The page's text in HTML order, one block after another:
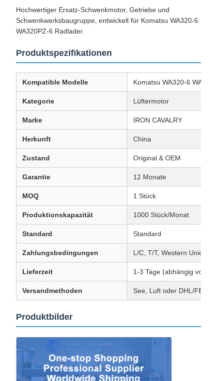
Hochwertiger Ersatz-Schwenkmotor, Getriebe und
Schwenkwerksbaugruppe, entwickelt für Komatsu WA320-6
WA320PZ-6 Radlader.
Produktspezifikationen
Kompatible Modelle Komatsu WA320-6
Kategorie Lüftermotor
Marke IRON CAVALRY
Herkunft China
Zustand Original & OEM
Garantie 12 Monate
MOQ 1 Stück
Produktionskapazität 1000 Stück/Monat
Standard Standard
Zahlungsbedingungen L/C, T/T, Western Union,
Lieferzeit 1-3 Tage (abhängig von
Versandmethoden See, Luft oder DHL/
Produktbilder